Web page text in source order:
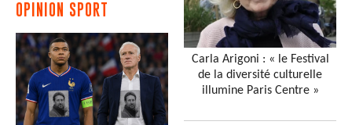
OPINION SPORT
Carla Arigoni : « le Festival
de la diversité culturelle
illumine Paris Centre »